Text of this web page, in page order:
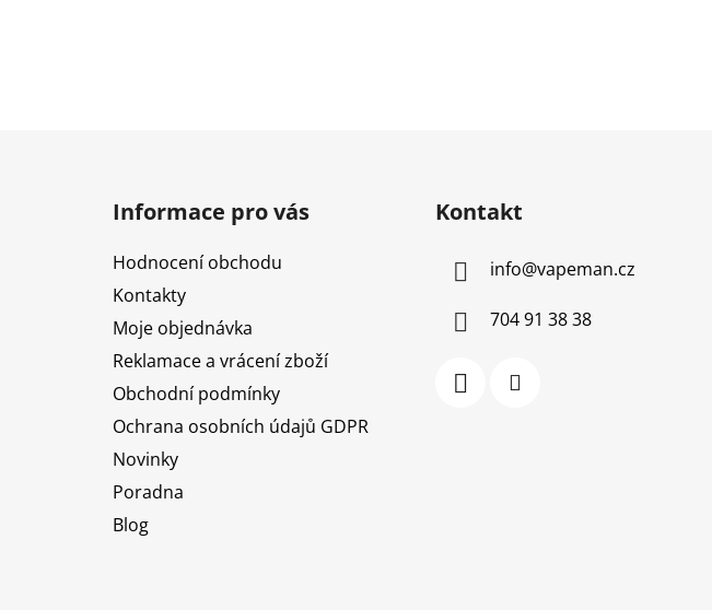
Informace pro vás
Hodnocení obchodu
Kontakty
Moje objednávka
Reklamace a vrácení zboží
Obchodní podmínky
Ochrana osobních údajů GDPR
Novinky
Poradna
Blog
Kontakt
info@vapeman.cz
704 91 38 38